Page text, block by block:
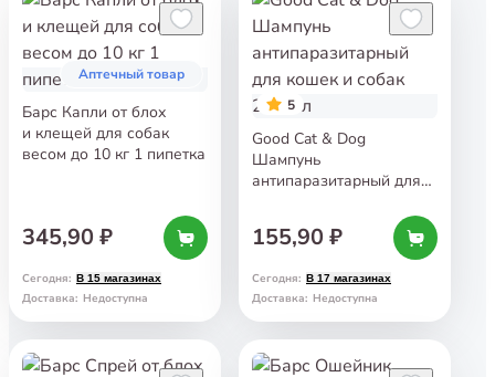
Аптечный товар
Барс Капли от блох
и клещей для собак
весом до 10 кг 1 пипетка
345,90 ₽
Сегодня: В 15 магазинах
Доставка: Недоступна
5
Good Cat & Dog
Шампунь
антипаразитарный для
155,90 ₽
Сегодня: В 17 магазинах
Доставка: Недоступна